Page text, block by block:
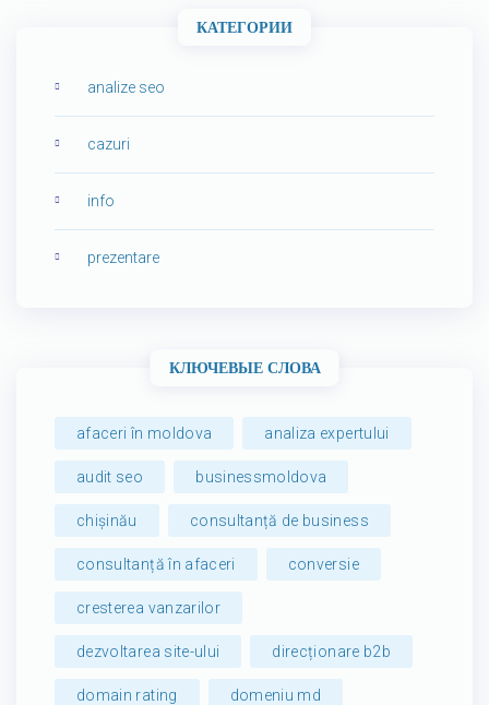
КАТЕГОРИИ
analize seo
cazuri
info
prezentare
КЛЮЧЕВЫЕ СЛОВА
afaceri în moldova analiza expertului
audit seo businessmoldova
chișinău consultanță de business
consultanță în afaceri conversie
cresterea vanzarilor
dezvoltarea site-ului direcționare b2b
domain rating domeniu md